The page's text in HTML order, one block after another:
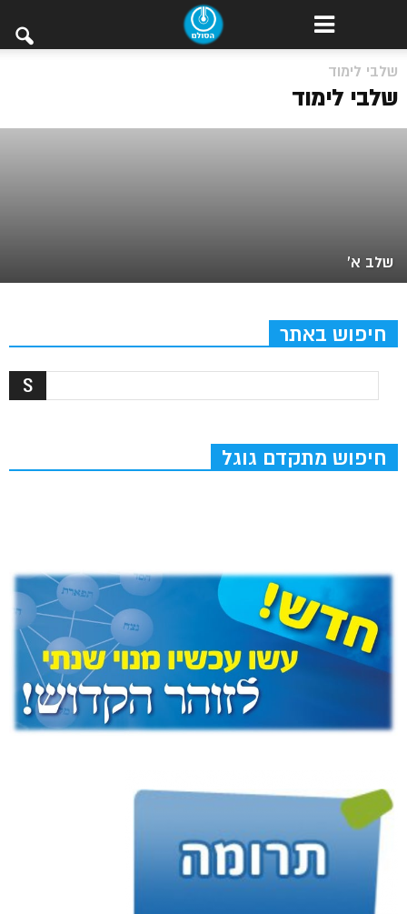
שלבי לימוד
שלבי לימוד
שלב ב’
שלב א’
חיפוש באתר
חיפוש מתקדם גוגל